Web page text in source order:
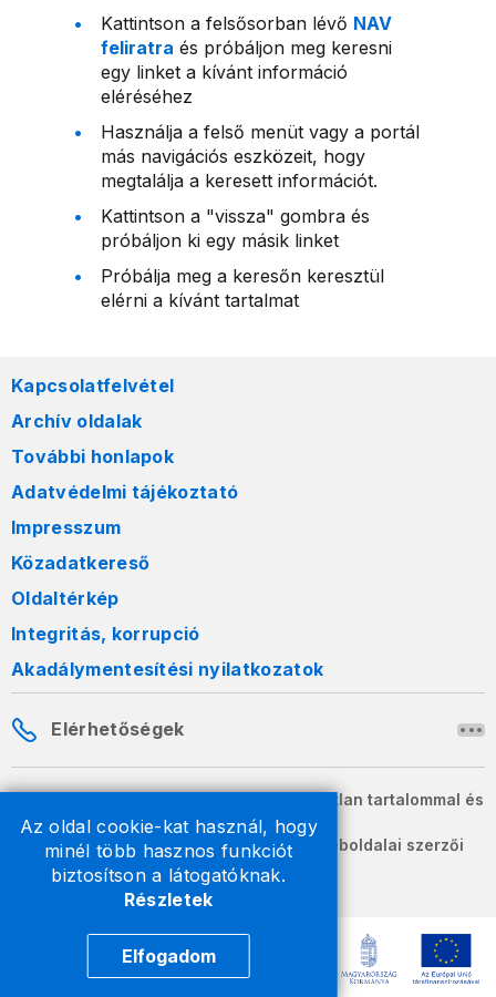
Az oldal cookie-kat használ, hogy
minél több hasznos funkciót
biztosítson a látogatóknak.
Részletek
Elfogadom
Kattintson a felsősorban lévő NAV
feliratra és próbáljon meg keresni
egy linket a kívánt információ
eléréséhez
Használja a felső menüt vagy a portál
más navigációs eszközeit, hogy
megtalálja a keresett információt.
Kattintson a "vissza" gombra és
próbáljon ki egy másik linket
Próbálja meg a keresőn keresztül
elérni a kívánt tartalmat
Kapcsolatfelvétel
Archív oldalak
További honlapok
Adatvédelmi tájékoztató
Impresszum
Közadatkereső
Oldaltérkép
Integritás, korrupció
Akadálymentesítési nyilatkozatok
Elérhetőségek
A honlapon szereplő információk változatlan tartalommal és
formában szabadon terjeszthetők.
2026 © A Nemzeti Adó- és Vámhivatal weboldalai szerzői
jogvédelem alatt állnak.